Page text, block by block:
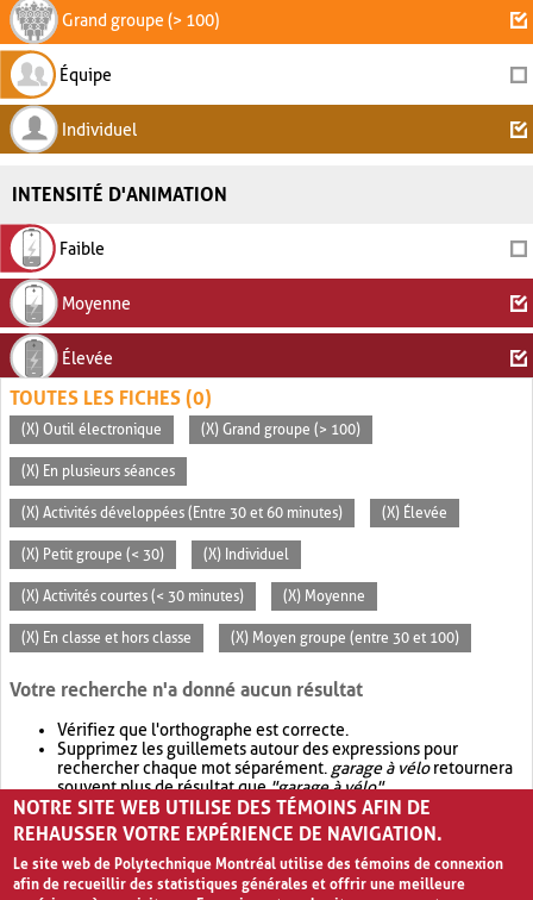
Grand groupe (> 100)
Équipe
Individuel
INTENSITÉ D'ANIMATION
Faible
Moyenne
Élevée
TOUTES LES FICHES (0)
(X) Outil électronique (X) Grand groupe (> 100)
(X) En plusieurs séances
(X) Activités développées (Entre 30 et 60 minutes) (X) Élevée
(X) Petit groupe (< 30) (X) Individuel
(X) Activités courtes (< 30 minutes) (X) Moyenne
(X) En classe et hors classe (X) Moyen groupe (entre 30 et 100)
Votre recherche n'a donné aucun résultat
Vérifiez que l'orthographe est correcte.
Supprimez les guillemets autour des expressions pour
rechercher chaque mot séparément. garage à véloretournera
souvent plus de résultat que"garage à vélo".
Envisagez d'élargir votre recherche avec OR.garage OR vélo
retournera souvent plus de résultat quegarage à vélo
NOTRE SITE WEB UTILISE DES TÉMOINS AFIN DE
REHAUSSER VOTRE EXPÉRIENCE DE NAVIGATION.
Le site web de Polytechnique Montréal utilise des témoins de connexion
afin de recueillir des statistiques générales et offrir une meilleure